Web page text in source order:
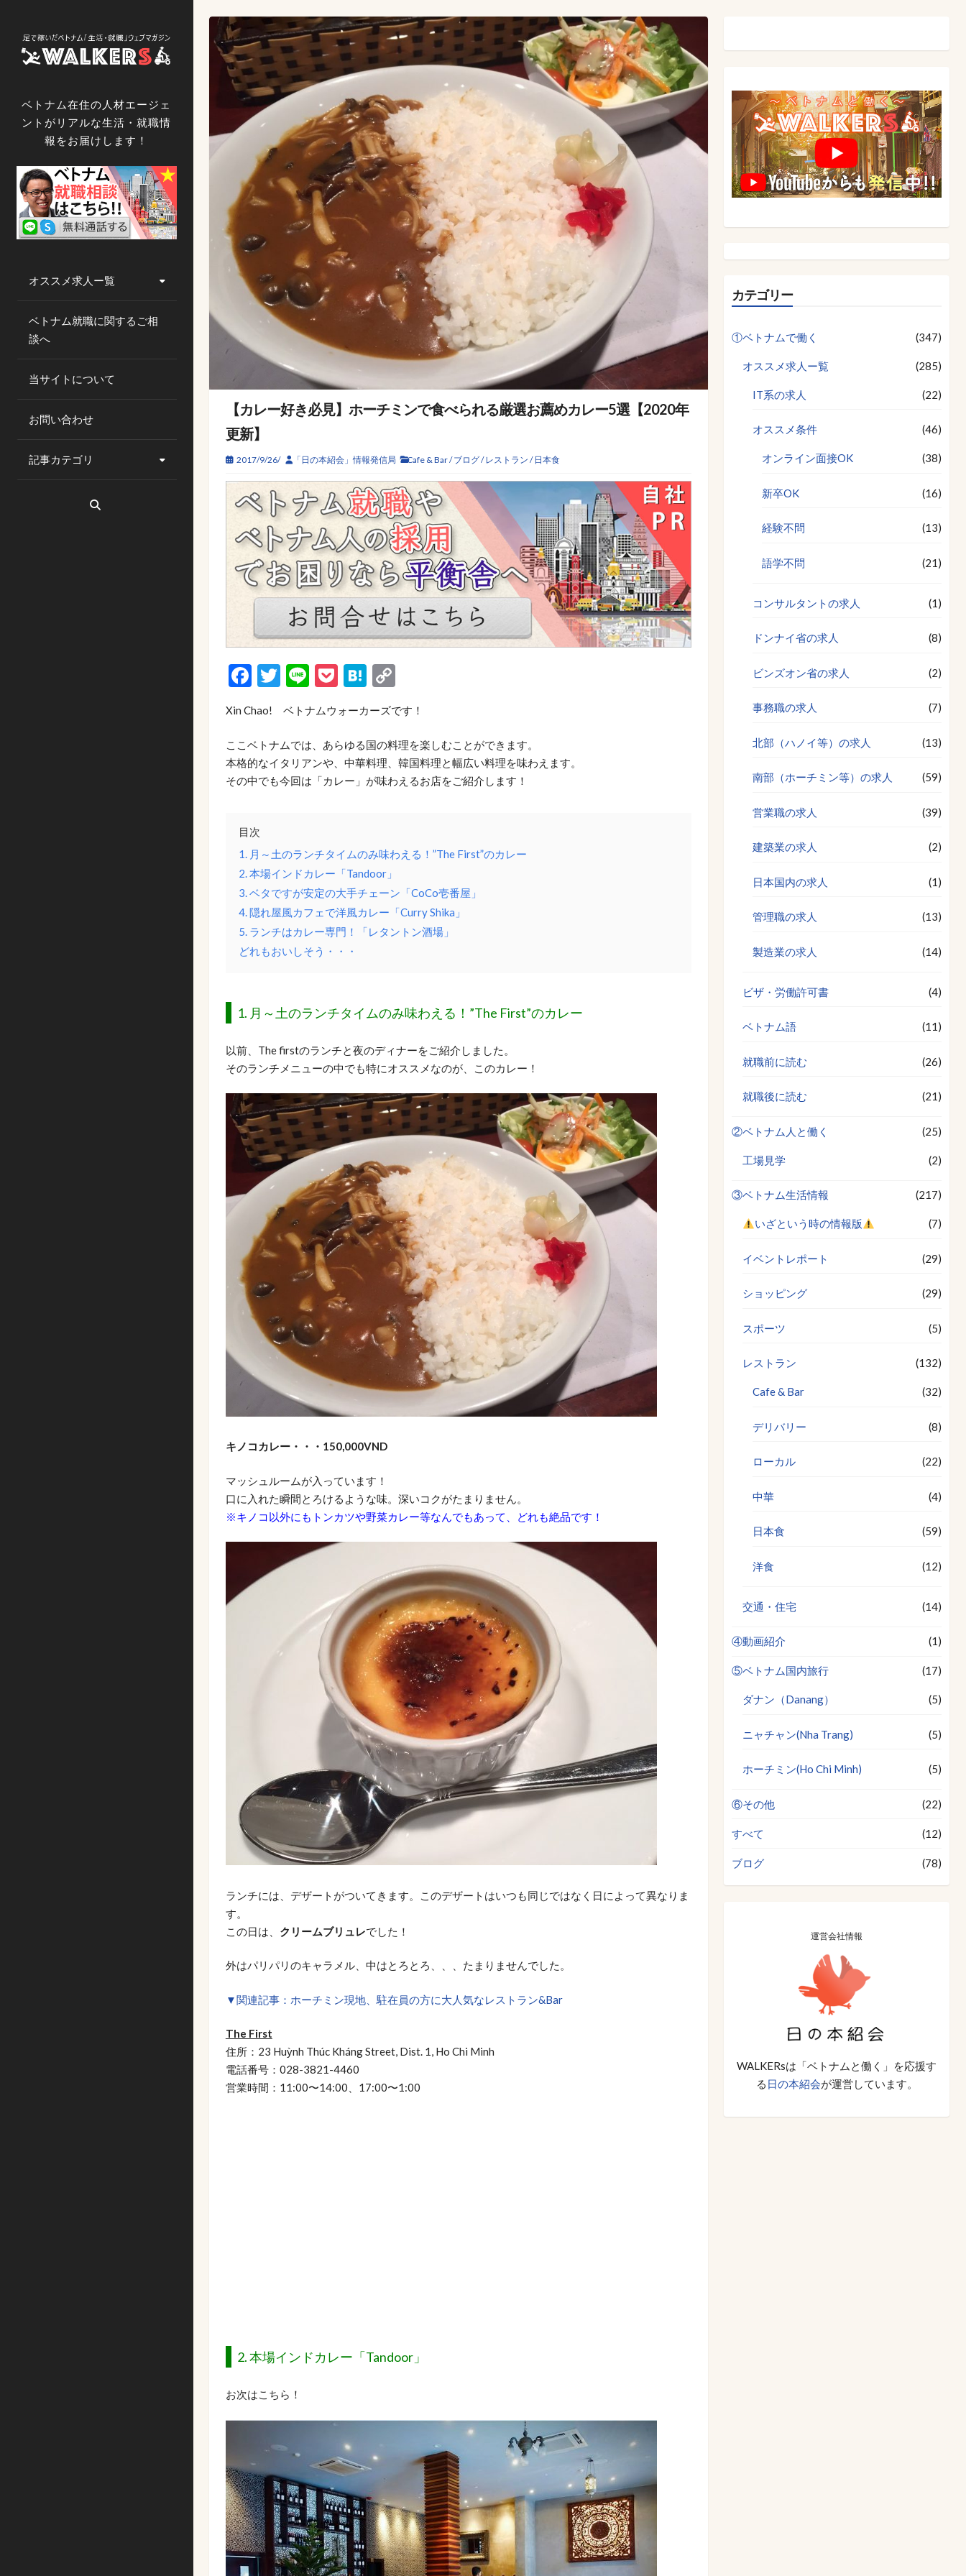
ベトナム在住の人材エージェ
ントがリアルな生活・就職情
報をお届けします！
オススメ求人ー覧
ベトナム就職に関するご相
談へ
当サイトについて
お問い合わせ
記事カテゴリ
【カレー好き必見】ホーチミンで食べられる厳選お薦めカレー5選【2020年
更新】
2017/9/26/ 「日の本紹会」情報発信局 Cafe & Bar/ブログ/レストラン / 日本食
Facebook
Twitter
LinePocketHatena
Copy
Link
Xin Chao! ベトナムウォーカーズです！
ここベトナムでは、あらゆる国の料理を楽しむことができます。
本格的なイタリアンや、中華料理、韓国料理と幅広い料理を味わえます。
その中でも今回は「カレー」が味わえるお店をご紹介します！
目次
1. 月～土のランチタイムのみ味わえる！”The First”のカレー
2. 本場インドカレー「Tandoor」
3. ベタですが安定の大手チェーン「CoCo壱番屋」
4. 隠れ屋風カフェで洋風カレー「Curry Shika」
5. ランチはカレー専門！「レタントン酒場」
どれもおいしそう・・・
1. 月～土のランチタイムのみ味わえる！”The First”のカレー
以前、The firstのランチと夜のディナーをご紹介しました。
そのランチメニューの中でも特にオススメなのが、このカレー！
キノコカレー・・・150,000VND
マッシュルームが入っています！
口に入れた瞬間とろけるような味。深いコクがたまりません。
※キノコ以外にもトンカツや野菜カレー等なんでもあって、どれも絶品です！
ランチには、デザートがついてきます。このデザートはいつも同じではなく日によって異なりま
す。
この日は、 クリームブリュレでした！
外はパリパリのキャラメル、中はとろとろ、、、たまりませんでした。
▼関連記事：ホーチミン現地、駐在員の方に大人気なレストラン&Bar
The First
住所：23 Huỳnh Thúc Kháng Street, Dist. 1, Ho Chi Minh
電話番号：028-3821-4460
営業時間：11:00〜14:00、17:00〜1:00
2. 本場インドカレー「Tandoor」
お次はこちら！
カテゴリー
①ベトナムで働く (347)
オススメ求人ー覧 (285)
IT系の求人 (22)
オススメ条件 (46)
オンライン面接OK (38)
新卒OK (16)
経験不問 (13)
語学不問 (21)
コンサルタントの求人 (1)
ドンナイ省の求人 (8)
ビンズオン省の求人 (2)
事務職の求人 (7)
北部（ハノイ等）の求人 (13)
南部（ホーチミン等）の求人 (59)
営業職の求人 (39)
建築業の求人 (2)
日本国内の求人 (1)
管理職の求人 (13)
製造業の求人 (14)
ビザ・労働許可書 (4)
ベトナム語 (11)
就職前に読む (26)
就職後に読む (21)
②ベトナム人と働く (25)
工場見学 (2)
③ベトナム生活情報 (217)
いざという時の情報版 (7)
イベントレポート (29)
ショッピング (29)
スポーツ (5)
レストラン (132)
Cafe & Bar (32)
デリバリー (8)
ローカル (22)
中華 (4)
日本食 (59)
洋食 (12)
交通・住宅 (14)
④動画紹介 (1)
⑤ベトナム国内旅行 (17)
ダナン（Danang） (5)
ニャチャン(Nha Trang) (5)
ホーチミン(Ho Chi Minh) (5)
⑥その他 (22)
すべて (12)
ブログ (78)
運営会社情報
WALKERsは「ベトナムと働く」を応援す
る 日の本紹会が運営しています。